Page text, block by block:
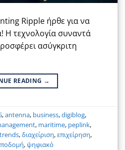
Ripple ήρθε για να
Η τεχνολογία συναντά
ασύγκριτη
READING →
,antenna, business,digiblog,
, maritime, peplink,
trends,διαχείριση,επιχείρηση,
, ψηφιακό